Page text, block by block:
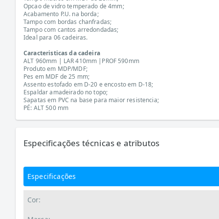
Opcao de vidro temperado de 4mm;
Acabamento P.U. na borda;
Tampo com bordas chanfradas;
Tampo com cantos arredondadas;
Ideal para 06 cadeiras.
Caracteristicas da cadeira
ALT 960mm | LAR 410mm |PROF 590mm
Produto em MDP/MDF;
Pes em MDF de 25 mm;
Assento estofado em D-20 e encosto em D-18;
Espaldar amadeirado no topo;
Sapatas em PVC na base para maior resistencia;
PÉ: ALT 500 mm
Especificações técnicas e atributos
Especificações
Cor: